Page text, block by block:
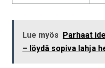
Lue myös Parhaat
– löydä sopiva lahja